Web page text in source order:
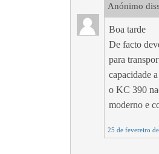
Anónimo
Boa tarde
De facto
para
capacidade
o KC 390
moderno e
25 de fevereiro